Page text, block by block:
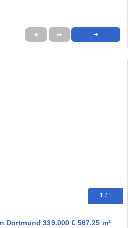
★ ➦ ➜
1 / 1
339.000 € 567.25 m²